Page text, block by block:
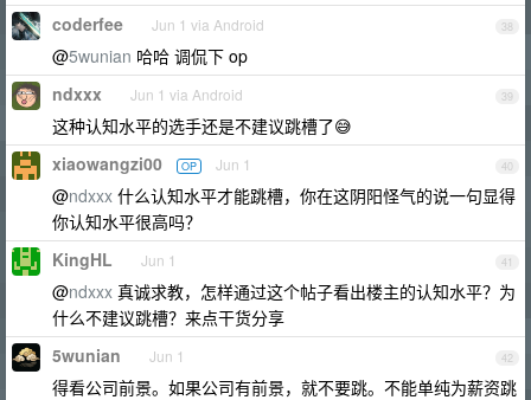
38
coderfee Jun 1 via Android
@5wunian 哈哈 调侃下 op
39
ndxxx Jun 1 via Android
这种认知水平的选手还是不建议跳槽了😅
40
xiaowangzi00 OP Jun 1
@ndxxx 什么认知水平才能跳槽，你在这阴阳怪气的说一句显得
你认知水平很高吗？
41
KingHL Jun 1
@ndxxx 真诚求教，怎样通过这个帖子看出楼主的认知水平？为
什么不建议跳槽？来点干货分享
42
5wunian Jun 1
得看公司前景。如果公司有前景，就不要跳。不能单纯为薪资跳